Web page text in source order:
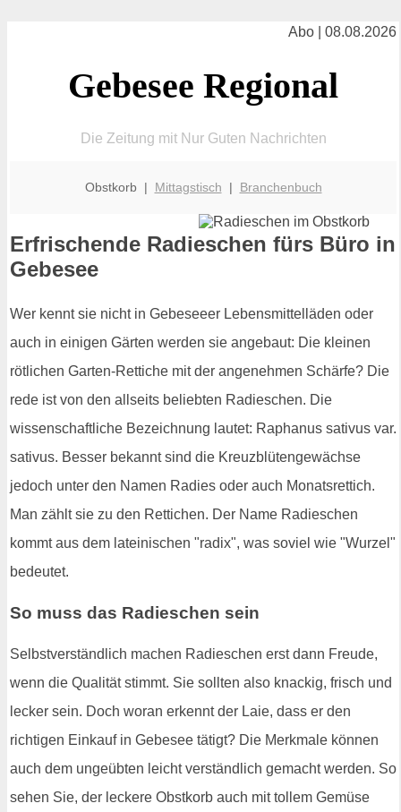
Abo | 08.08.2026
Gebesee Regional
Die Zeitung mit Nur Guten Nachrichten
Obstkorb | Mittagstisch | Branchenbuch
Erfrischende Radieschen fürs Büro in
Gebesee
Wer kennt sie nicht in Gebeseeer Lebensmittelläden oder
auch in einigen Gärten werden sie angebaut: Die kleinen
rötlichen Garten-Rettiche mit der angenehmen Schärfe? Die
rede ist von den allseits beliebten Radieschen. Die
wissenschaftliche Bezeichnung lautet: Raphanus sativus var.
sativus. Besser bekannt sind die Kreuzblütengewächse
jedoch unter den Namen Radies oder auch Monatsrettich.
Man zählt sie zu den Rettichen. Der Name Radieschen
kommt aus dem lateinischen "radix", was soviel wie "Wurzel"
bedeutet.
So muss das Radieschen sein
Selbstverständlich machen Radieschen erst dann Freude,
wenn die Qualität stimmt. Sie sollten also knackig, frisch und
lecker sein. Doch woran erkennt der Laie, dass er den
richtigen Einkauf in Gebesee tätigt? Die Merkmale können
auch dem ungeübten leicht verständlich gemacht werden. So
sehen Sie, der leckere Obstkorb auch mit tollem Gemüse